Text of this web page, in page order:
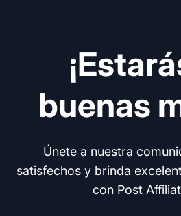
buenas
Únete a nuestra
satisfechos y brinda
con Post